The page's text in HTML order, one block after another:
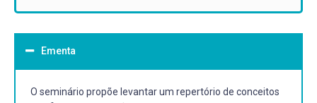
Ementa
O seminário propõe levantar um repertório de conceitos